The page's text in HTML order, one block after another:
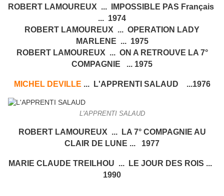
ROBERT LAMOUREUX ... IMPOSSIBLE PAS Français
... 1974
ROBERT LAMOUREUX ... OPERATION LADY
MARLENE ... 1975
ROBERT LAMOUREUX ... ON A RETROUVE LA 7°
COMPAGNIE ... 1975
MICHEL DEVILLE ... L'APPRENTI SALAUD ...1976
L'APPRENTI SALAUD
ROBERT LAMOUREUX ... LA 7° COMPAGNIE AU
CLAIR DE LUNE ... 1977
MARIE CLAUDE TREILHOU ... LE JOUR DES ROIS ...
1990